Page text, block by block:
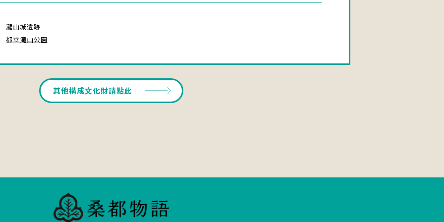
瀧山城遺跡
都立滝山公園
其他構成文化財請點此